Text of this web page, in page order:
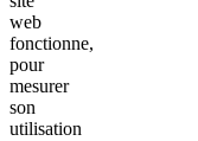
web
fonctionne,
pour
mesurer
son
utilisation